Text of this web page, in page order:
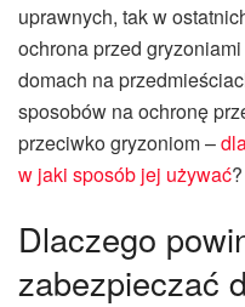
uprawnych, tak w
ochrona przed
domach na
sposobów na ochronę
przeciwko gryzoniom –
w jaki sposób jej używać?
Dlaczego
zabezpieczać